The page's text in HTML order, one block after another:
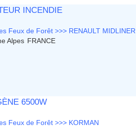
INCENDIE
Feux de Forêt >>> RENAULT MIDLINER
Alpes FRANCE
6500W
Feux de Forêt >>> KORMAN